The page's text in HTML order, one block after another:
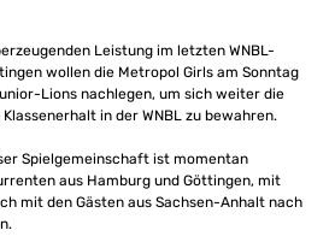
Leistung im letzten WNBL-
wollen die Metropol Girls am Sonntag
Lions nachlegen, um sich weiter die
in der WNBL zu bewahren.
Spielgemeinschaft ist momentan
aus Hamburg und Göttingen, mit
mit den Gästen aus Sachsen-Anhalt nach